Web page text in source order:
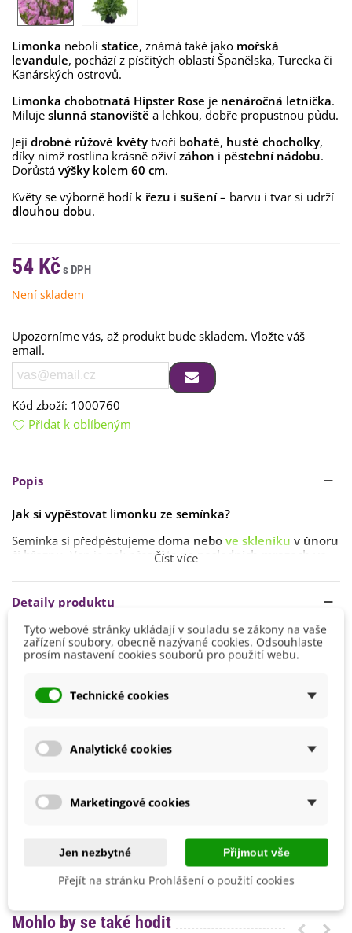
Limonka neboli statice, známá také jako mořská
levandule, pochází z písčitých oblastí Španělska, Turecka či
Kanárských ostrovů.
Limonka chobotnatá Hipster Rose je nenáročná letnička.
Miluje slunná stanoviště a lehkou, dobře propustnou půdu.
Její drobné růžové květy tvoří bohaté, husté chocholky,
díky nimž rostlina krásně oživí záhon i pěstební nádobu.
Dorůstá výšky kolem 60 cm.
Květy se výborně hodí k řezu i sušení– barvu i tvar si udrží
dlouhou dobu.
54 Kč
Není skladem
Upozorníme vás, až produkt bude skladem. Vložte váš
email.
Kód zboží: 1000760
Přidat k oblíbeným
Popis
Jak si vypěstovat limonku ze semínka?
Semínka si předpěstujeme doma nebo ve skleníku v únoru
či březnu
. Ven je pak přesuňtepo posledních mrazech ve
Doba klíčení je 1–2 týdny
podmínkách. Ideální teplota ke klíčení je
Stanoviště volímeslunečné s propustnou,spíše sušší
půdou.
Číst více
Detaily produktu
Výsev
Březen
Únor
Výška
Doba Kvetení
Možnosti Pěstování
Venku
SemenaOnline
Letničky
Mohlo by se také hodit
Tyto webové stránky ukládají v souladu se zákony na vaše
zařízení soubory, obecně nazývané cookies. Odsouhlaste
prosím nastavení cookies souborů pro použití webu.
Technické cookies
Analytické cookies
Marketingové cookies
Jen nezbytné Přijmout vše
Přejít na stránku Prohlášení o použití cookies